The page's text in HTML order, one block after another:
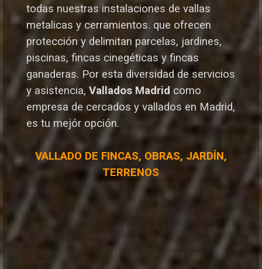
todas nuestras instalaciones de vallas
metalicas y cerramientos. que ofrecen
protección y delimitan parcelas, jardines,
piscinas, fincas cinegéticas y fincas
ganaderas. Por esta diversidad de servicios
y asistencia, Vallados Madrid como
empresa de cercados y vallados en Madrid,
es tu mejór opción.
VALLADO DE FINCAS, OBRAS, JARDÍN,
TERRENOS